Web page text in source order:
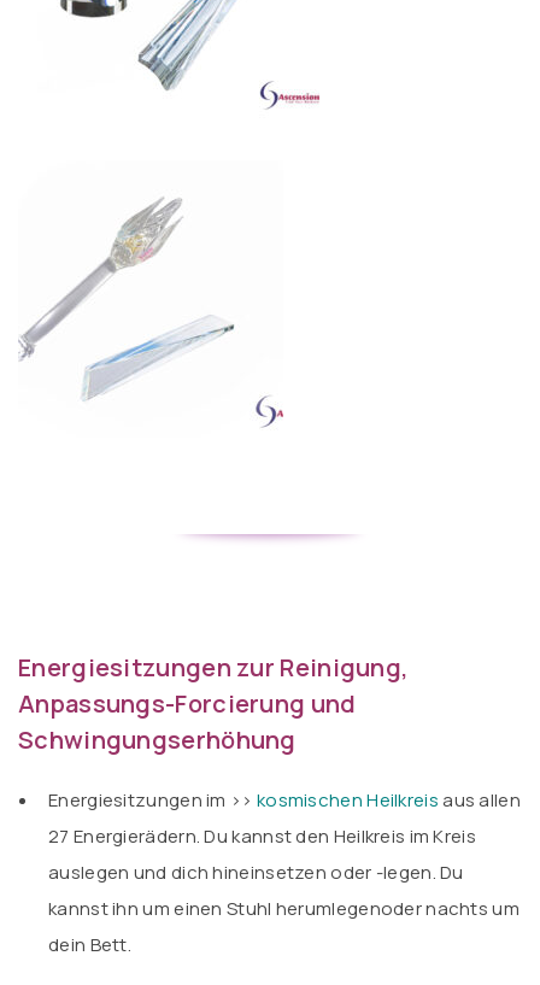
Energiesitzungen zur Reinigung,
Anpassungs-Forcierung und
Schwingungserhöhung
Energiesitzungen im >> kosmischen Heilkreis aus allen
27 Energierädern. Du kannst den Heilkreis im Kreis
auslegen und dich hineinsetzen oder -legen. Du
kannst ihn um einen Stuhl herumlegenoder nachts um
dein Bett.